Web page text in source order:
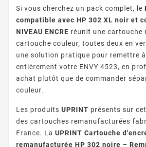
Si vous cherchez un pack complet, le
compatible avec HP 302 XL noir et
NIVEAU ENCRE réunit une cartouche
cartouche couleur, toutes deux en
une solution pratique pour remettre
entièrement votre ENVY 4523, en
achat plutôt que de commander
couleur.
Les produits UPRINT présents sur
des cartouches remanufacturées
France. La UPRINT Cartouche
remanufacturée HP 302 noire –